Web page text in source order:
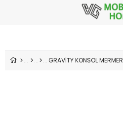
GRAVİTY KONSOL MERMER